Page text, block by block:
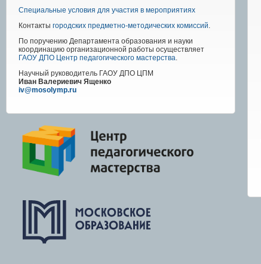
Специальные условия для участия в мероприятиях
Контакты городских предметно-методических комиссий.
По поручению Департамента образования и науки
координацию организационной работы осуществляет
ГАОУ ДПО Центр педагогического мастерства.
Научный руководитель ГАОУ ДПО ЦПМ
Иван Валериевич Ященко
iv@mosolymp.ru